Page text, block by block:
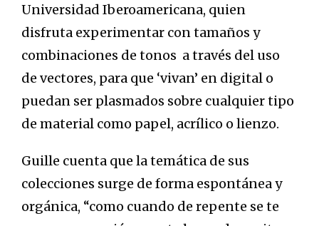
Universidad Iberoamericana, quien
disfruta experimentar con tamaños y
combinaciones de tonos a través del uso
de vectores, para que ‘vivan’ en digital o
puedan ser plasmados sobre cualquier tipo
de material como papel, acrílico o lienzo.
Guille cuenta que la temática de sus
colecciones surge de forma espontánea y
orgánica, “como cuando de repente se te